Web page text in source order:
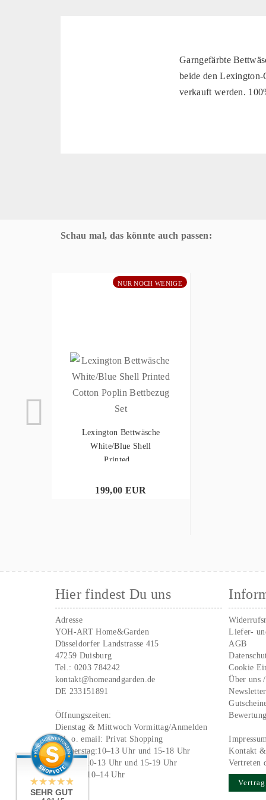
Garngefärbte
beide den Lexington-
verkauft werden.
Schau mal, das könnte auch passen:
NUR NOCH WENIGE
Lexington Bettwäsche
White/Blue Shell
Printed...
199,00 EUR
Hier findest Du uns
Adresse
YOH-ART Home&Garden
Düsseldorfer Landstrasse 415
47259 Duisburg
Tel.: 0203 784242
kontakt@homeandgarden.de
DE 233151891
Öffnungszeiten:
Dienstag & Mittwoch Vormittag/Anmelden
Tel. o. email: Privat Shopping
Donnerstag:10–13 Uhr und 15-18 Uhr
Freitag: 10-13 Uhr und 15-19 Uhr
Samstag 10–14 Uhr
Liefer-
AGB
Cookie
Über uns
Newsletter
Kontakt
Vertreten
SEHR GUT